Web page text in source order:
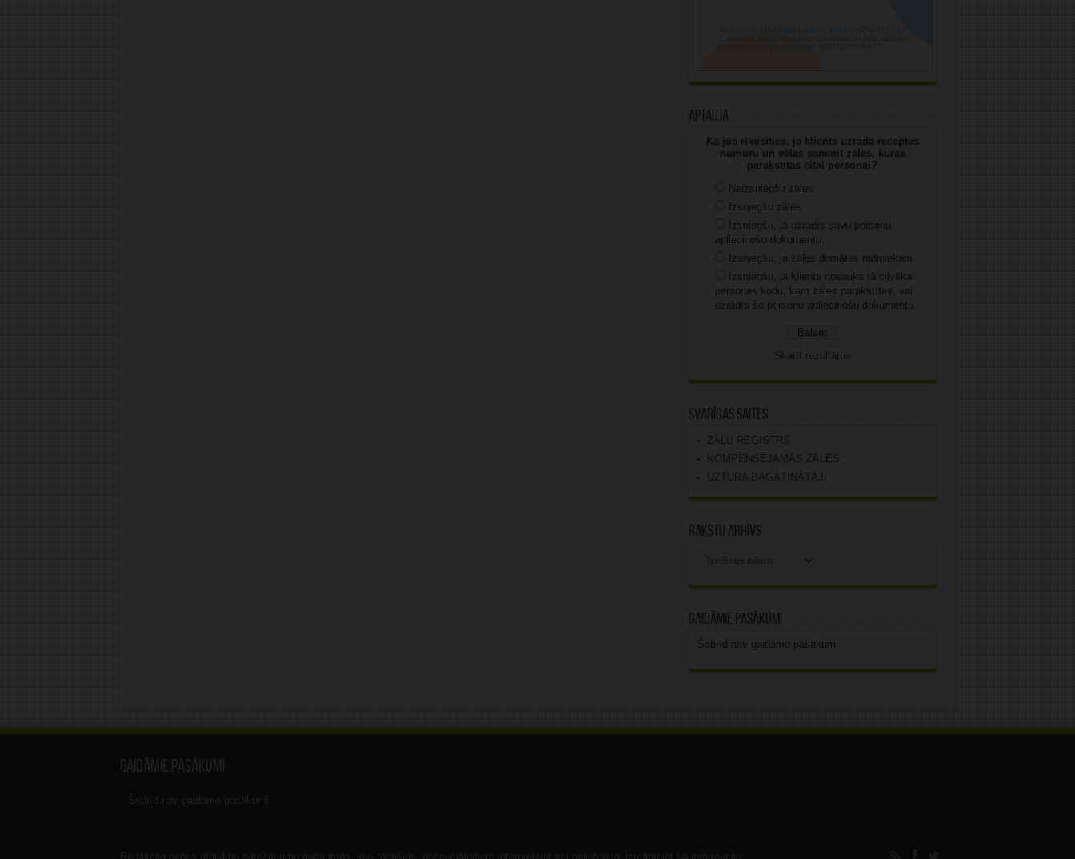
Aptauja
Kā jūs rīkosities, ja klients uzrāda receptes
numuru un vēlas saņemt zāles, kuras
parakstītas citai personai?
Neizsniegšu zāles.
Izsniegšu zāles.
Izsniegšu, ja uzrādīs savu personu
apliecinošu dokumentu.
Izsniegšu, ja zāles domātas radiniekam.
Izsniegšu, ja klients nosauks tā cilvēka
personas kodu, kam zāles parakstītas, vai
uzrādīs šo personu apliecinošu dokumentu.
Skatīt rezultātus
Svarīgas saites
ZĀĻU REĢISTRS
KOMPENSĒJAMĀS ZĀLES
UZTURA BAGĀTINĀTĀJI
Rakstu arhīvs
Gaidāmie pasākumi
Šobrīd nav gaidāmo pasākumi.
Gaidāmie pasākumi
Šobrīd nav gaidāmo pasākumi.
Redakcija nenes atbildību sarežģījumu gadījumos, kas radušies, nespeciālistiem interpretējot vai nelietderīgi izmantojot šo informāciju.